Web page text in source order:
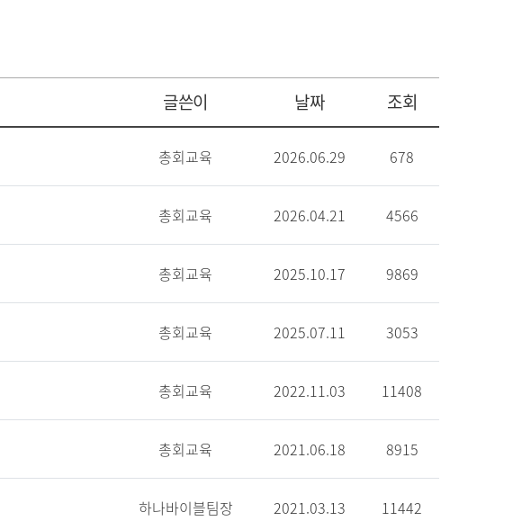
글쓴이 날짜 조회
총회교육 2026.06.29 678
총회교육 2026.04.21 4566
총회교육 2025.10.17 9869
총회교육 2025.07.11 3053
총회교육 2022.11.03 11408
총회교육 2021.06.18 8915
하나바이블팀장 2021.03.13 11442